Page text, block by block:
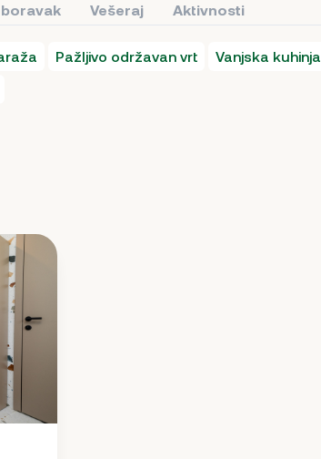
Vešeraj Aktivnosti
Pažljivo održavan vrt Vanjska kuhinja